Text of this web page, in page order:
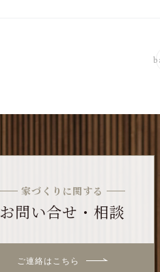
家づくりに関する
お問い合せ・相談
ご連絡はこちら